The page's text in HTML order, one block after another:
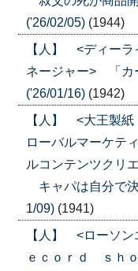
('26/02/05) (1944)
【人】 <ディー
ネージャー> 「カ
('26/01/16) (1942)
【人】 <大王製
ローバルマーケテ
ルコンテンツクリ
キャパは自分で
1/09) (1941)
【人】 <ローソ
ｅｃｏｒｄ ｓｈ